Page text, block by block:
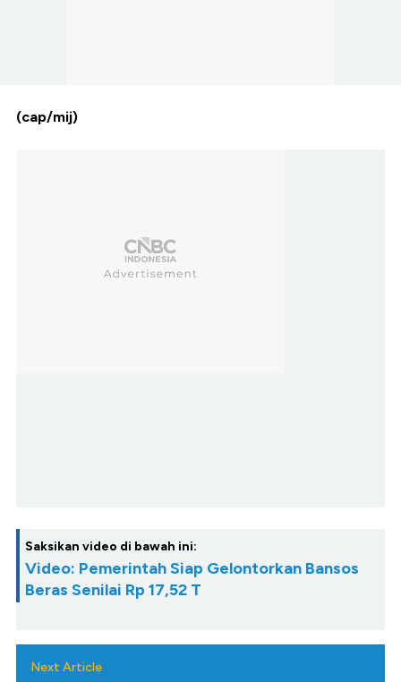
(cap/mij)
Saksikan video di bawah ini:
Video: Pemerintah Siap Gelontorkan Bansos
Beras Senilai Rp 17,52 T
Next Article